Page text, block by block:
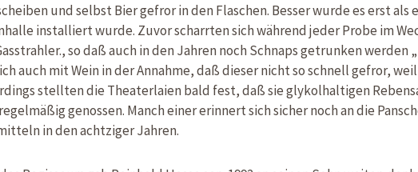
und selbst Bier gefror in den Flaschen. Besser wurde es erst als
installiert wurde. Zuvor scharrten sich während jeder Probe im
so daß auch in den Jahren noch Schnaps getrunken werden
auch mit Wein in der Annahme, daß dieser nicht so schnell gefror,
stellten die Theaterlaien bald fest, daß sie glykolhaltigen
genossen. Manch einer erinnert sich sicher noch an die
in den achtziger Jahren.